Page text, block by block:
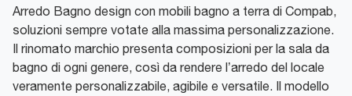
Arredo Bagno design con mobili bagno a terra di Compab,
soluzioni sempre votate alla massima personalizzazione.
Il rinomato marchio presenta composizioni per la sala da
bagno di ogni genere, così da rendere l’arredo del locale
veramente personalizzabile, agibile e versatile. Il modello